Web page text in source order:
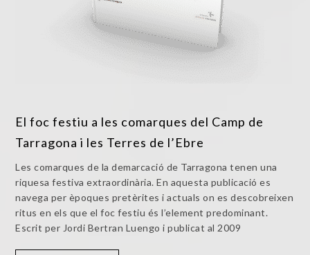
El foc festiu a les comarques del Camp de
Tarragona i les Terres de l’Ebre
Les comarques de la demarcació de Tarragona tenen una
riquesa festiva extraordinària. En aquesta publicació es
navega per èpoques pretèrites i actuals on es descobreixen
ritus en els que el foc festiu és l’element predominant.
Escrit per Jordi Bertran Luengo i publicat al 2009